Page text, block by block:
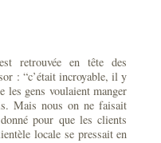
retrouvée en tête des
: “c’était incroyable, il y
les gens voulaient manger
Mais nous on ne faisait
pour que les clients
locale se pressait en